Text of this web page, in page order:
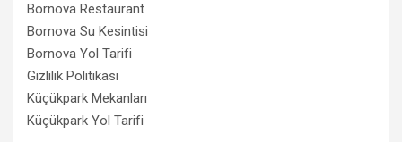
Bornova Restaurant
Bornova Su Kesintisi
Bornova Yol Tarifi
Gizlilik Politikası
Küçükpark Mekanları
Küçükpark Yol Tarifi